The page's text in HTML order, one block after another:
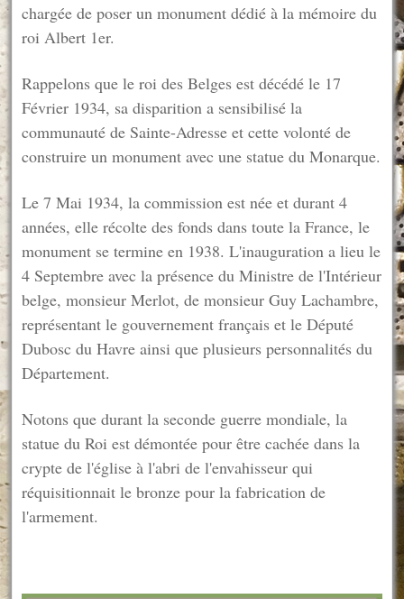
chargée de poser un monument dédié à la mémoire du
roi Albert 1er.
Rappelons que le roi des Belges est décédé le 17
Février 1934, sa disparition a sensibilisé la
communauté de Sainte-Adresse et cette volonté de
construire un monument avec une statue du Monarque.
Le 7 Mai 1934, la commission est née et durant 4
années, elle récolte des fonds dans toute la France, le
monument se termine en 1938. L'inauguration a lieu le
4 Septembre avec la présence du Ministre de l'Intérieur
belge, monsieur Merlot, de monsieur Guy Lachambre,
représentant le gouvernement français et le Député
Dubosc du Havre ainsi que plusieurs personnalités du
Département.
Notons que durant la seconde guerre mondiale, la
statue du Roi est démontée pour être cachée dans la
crypte de l'église à l'abri de l'envahisseur qui
réquisitionnait le bronze pour la fabrication de
l'armement.